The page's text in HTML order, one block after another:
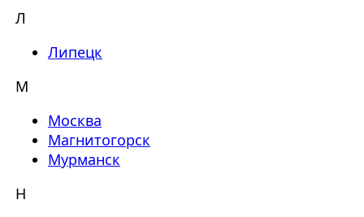
Л
Липецк
М
Москва
Магнитогорск
Мурманск
Н